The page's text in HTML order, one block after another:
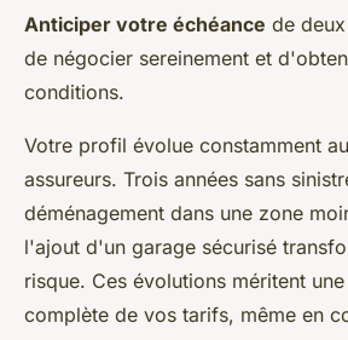
Anticiper votre échéance de
de négocier sereinement et
conditions.
Votre profil évolue constamment
assureurs. Trois années sans
déménagement dans une zone
l'ajout d'un garage sécurisé
risque. Ces évolutions méritent
complète de vos tarifs, même en